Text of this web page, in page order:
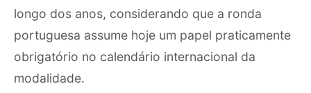
longo dos anos, considerando que a ronda
portuguesa assume hoje um papel praticamente
obrigatório no calendário internacional da
modalidade.